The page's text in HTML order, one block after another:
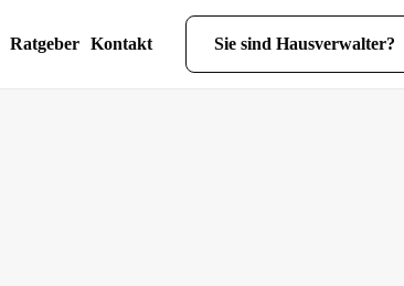
Ratgeber Kontakt Sie sind Hausverwalter?